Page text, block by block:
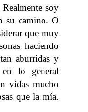
soy
su camino. O
que muy
haciendo
aburridas y
lo general
vidas mucho
que la mía.